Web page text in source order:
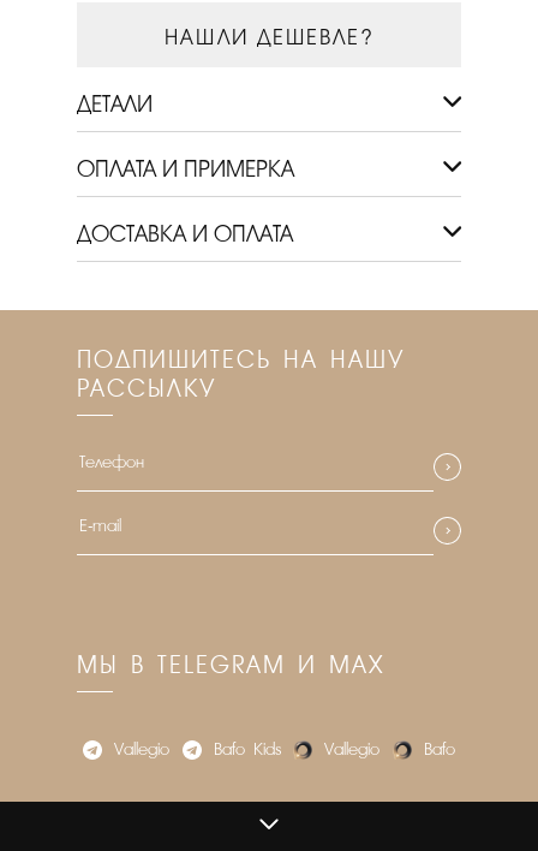
НАШЛИ ДЕШЕВЛЕ?
ДЕТАЛИ
ОПЛАТА И ПРИМЕРКА
ДОСТАВКА И ОПЛАТА
ПОДПИШИТЕСЬ НА НАШУ
РАССЫЛКУ
МЫ В TELEGRAM И MAX
Vallegio Bafo_Kids Vallegio Bafo
VALLEGIO.RU